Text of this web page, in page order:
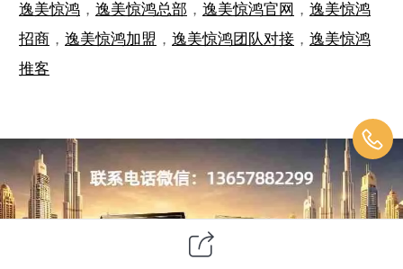
逸美惊鸿 ， 逸美惊鸿总部 ， 逸美惊鸿官网 ， 逸美惊鸿
招商 ， 逸美惊鸿加盟 ， 逸美惊鸿团队对接 ， 逸美惊鸿
推客